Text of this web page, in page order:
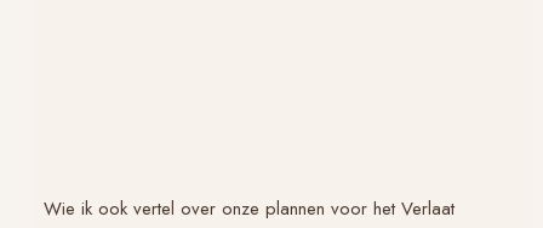
Wie ik ook vertel over onze plannen voor hetVerlaat